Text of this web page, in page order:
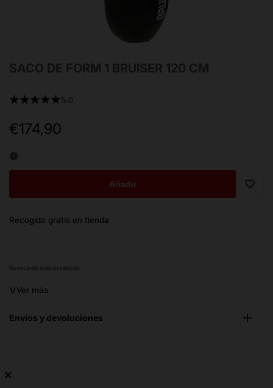
SACO DE FORM 1 BRUISER 120 CM
★★★★★5.0
Precio
oferta
€174,90
Añadir
Recogida gratis en tienda
Acerca de este producto
˅Ver más
Envíos y devoluciones
✕